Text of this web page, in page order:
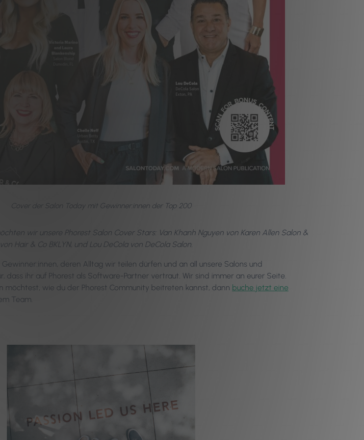
Cover der Salon Today mit Gewinner:innen der Top 200
wir unsere Phorest Salon Cover Stars: Van Khanh Nguyen von Karen Allen Salon &
Hair & Co BKLYN, und Lou DeCola von DeCola Salon.
deren Alltag wir teilen dürfen und an all unsere Salons und
dass ihr auf Phorest als Software-Partner vertraut. Wir sind immer an eurer Seite.
möchtest, wie du der Phorest Community beitreten kannst, dann buche jetzt eine
Team.